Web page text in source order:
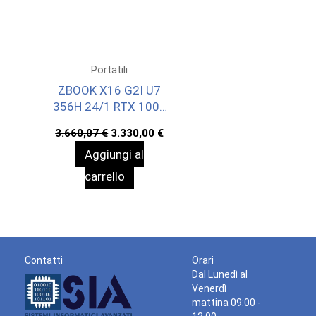
Portatili
ZBOOK X16 G2I U7
356H 24/1 RTX 1000
3.660,07€ Il
prezzo
originale
3.660,07 €.
3.330,00 €Il
prezzo
Aggiungi al
carrello
Contatti
Orari
Dal Lunedì al
Venerdì
mattina 09:00 -